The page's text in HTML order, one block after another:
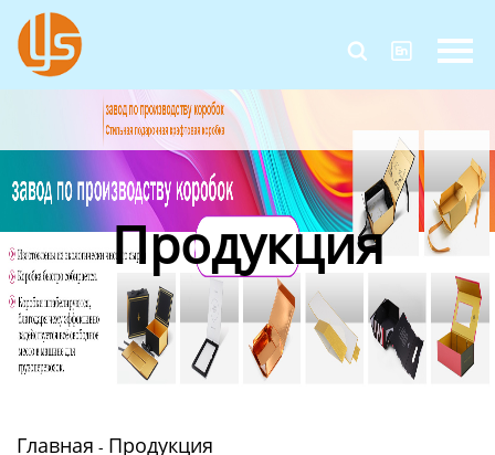
 
Главная
Продукция
О Нас
Контакты Продукция
Главная - Продукция